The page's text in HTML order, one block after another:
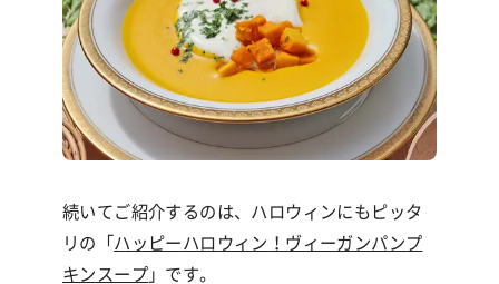
続いてご紹介するのは、ハロウィンにもピッタ
リの「 ハッピーハロウィン！ヴィーガンパンプ
キンスープ 」です。